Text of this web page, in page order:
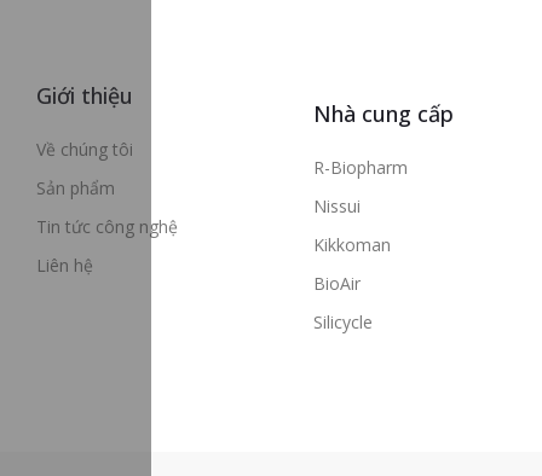
Giới thiệu
Về chúng tôi
Sản phẩm
Tin tức công nghệ
Liên hệ
Nhà cung cấp
R-Biopharm
Nissui
Kikkoman
BioAir
Silicycle